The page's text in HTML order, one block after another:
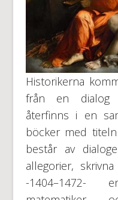
Historikerna
från en dialog
återfinns i en
böcker med titeln
består av
allegorier,
-1404–1472-